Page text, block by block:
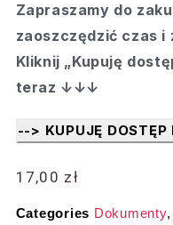
Zapraszamy do
zaoszczędzić czas i
Kliknij „Kupuję
teraz ↓↓↓
--> KUPUJĘ
17,00 zł
Categories Dokumenty,